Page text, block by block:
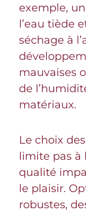
exemple,
l’eau tiède
séchage à
mauvaises
de
matériaux.
Le choix
limite pas à
qualité
le plaisir.
robustes,